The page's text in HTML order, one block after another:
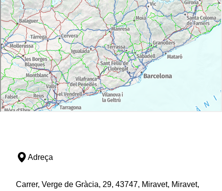
Adreça
Carrer, Verge de Gràcia, 29, 43747, Miravet, Miravet,